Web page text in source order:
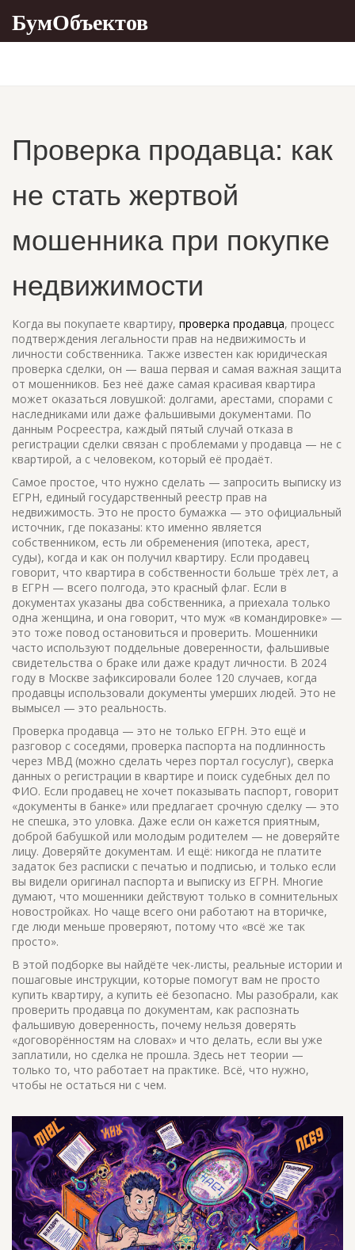
БумОбъектов
Проверка продавца: как
не стать жертвой
мошенника при покупке
недвижимости
Когда вы покупаете квартиру, проверка продавца, процесс
подтверждения легальности прав на недвижимость и
личности собственника. Также известен как юридическая
проверка сделки, он — ваша первая и самая важная защита
от мошенников. Без неё даже самая красивая квартира
может оказаться ловушкой: долгами, арестами, спорами с
наследниками или даже фальшивыми документами. По
данным Росреестра, каждый пятый случай отказа в
регистрации сделки связан с проблемами у продавца — не с
квартирой, а с человеком, который её продаёт.
Самое простое, что нужно сделать — запросить выписку из
ЕГРН, единый государственный реестр прав на
недвижимость. Это не просто бумажка — это официальный
источник, где показаны: кто именно является
собственником, есть ли обременения (ипотека, арест,
суды), когда и как он получил квартиру. Если продавец
говорит, что квартира в собственности больше трёх лет, а
в ЕГРН — всего полгода, это красный флаг. Если в
документах указаны два собственника, а приехала только
одна женщина, и она говорит, что муж «в командировке» —
это тоже повод остановиться и проверить. Мошенники
часто используют поддельные доверенности, фальшивые
свидетельства о браке или даже крадут личности. В 2024
году в Москве зафиксировали более 120 случаев, когда
продавцы использовали документы умерших людей. Это не
вымысел — это реальность.
Проверка продавца — это не только ЕГРН. Это ещё и
разговор с соседями, проверка паспорта на подлинность
через МВД (можно сделать через портал госуслуг), сверка
данных о регистрации в квартире и поиск судебных дел по
ФИО. Если продавец не хочет показывать паспорт, говорит
«документы в банке» или предлагает срочную сделку — это
не спешка, это уловка. Даже если он кажется приятным,
доброй бабушкой или молодым родителем — не доверяйте
лицу. Доверяйте документам. И ещё: никогда не платите
задаток без расписки с печатью и подписью, и только если
вы видели оригинал паспорта и выписку из ЕГРН. Многие
думают, что мошенники действуют только в сомнительных
новостройках. Но чаще всего они работают на вторичке,
где люди меньше проверяют, потому что «всё же так
просто».
В этой подборке вы найдёте чек-листы, реальные истории и
пошаговые инструкции, которые помогут вам не просто
купить квартиру, а купить её безопасно. Мы разобрали, как
проверить продавца по документам, как распознать
фальшивую доверенность, почему нельзя доверять
«договорённостям на словах» и что делать, если вы уже
заплатили, но сделка не прошла. Здесь нет теории —
только то, что работает на практике. Всё, что нужно,
чтобы не остаться ни с чем.